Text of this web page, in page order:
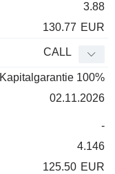
3.88
130.77 EUR
CALL
Kapitalgarantie 100%
02.11.2026
-
4.146
125.50 EUR